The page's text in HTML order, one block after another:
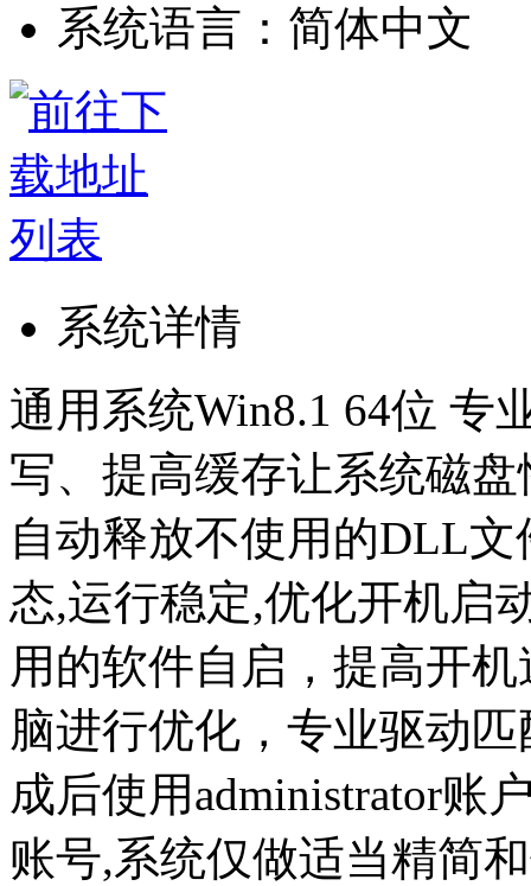
系统语言：简体中文
系统详情
通用系统Win8.1 64位 专
写、提高缓存让系统磁
自动释放不使用的DLL
态,运行稳定,优化开机启
用的软件自启，提高开
脑进行优化，专业驱动
成后使用administrator账
账号,系统仅做适当精简